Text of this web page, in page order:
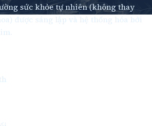
sức khỏe tự nhiên (không thay
được sáng lập và hệ thống hóa bởi